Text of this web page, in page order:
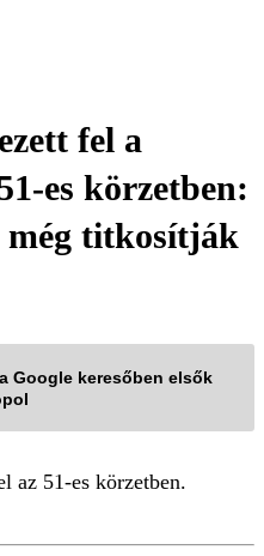
fel a
es körzetben:
még titkosítják
Google keresőben elsők
az 51-es körzetben.